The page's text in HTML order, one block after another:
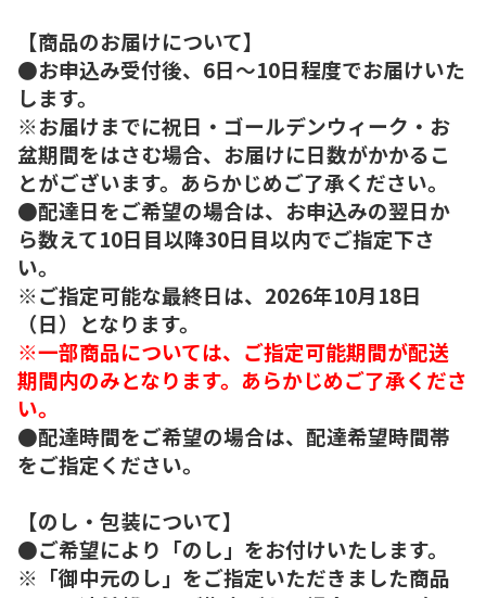
【商品のお届けについて】
●お申込み受付後、6日～10日程度でお届けいた
します。
※お届けまでに祝日・ゴールデンウィーク・お
盆期間をはさむ場合、お届けに日数がかかるこ
とがございます。あらかじめご了承ください。
●配達日をご希望の場合は、お申込みの翌日か
ら数えて10日目以降30日目以内でご指定下さ
い。
※ご指定可能な最終日は、2026年10月18日
（日）となります。
※一部商品については、ご指定可能期間が配送
期間内のみとなります。あらかじめご了承くださ
い。
●配達時間をご希望の場合は、配達希望時間帯
をご指定ください。
【のし・包装について】
●ご希望により「のし」をお付けいたします。
※「御中元のし」をご指定いただきました商品